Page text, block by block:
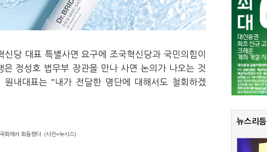
당 대표 특별사면 요구에 조국혁신당과 국민의힘이
정성호 법무부 장관을 만나 사면 논의가 나오는 것
내대표는 "내가 전달한 명단에 대해서도 철회하겠
회에서 회동했다. (사진=뉴시스)
뉴스리듬